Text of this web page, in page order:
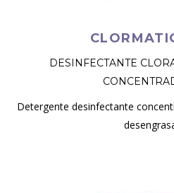
DESINFECTANTE
Detergente desinfectante